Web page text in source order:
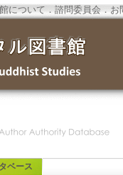
について．諮問委員会． お
ベース